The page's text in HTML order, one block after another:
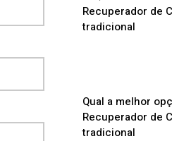
Qual a melhor
Recuperador de
tradicional